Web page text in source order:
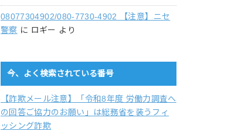
08077304902/080-7730-4902 【注意】ニセ
警察 に ロギー より
今、よく検索されている番号
【詐欺メール注意】「令和8年度 労働力調査へ
の回答ご協力のお願い」は総務省を装うフィ
ッシング詐欺